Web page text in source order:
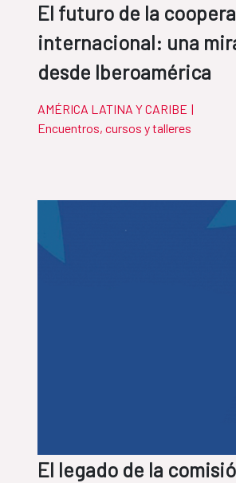
El futuro de la
internacional: una
desde Iberoamérica
AMÉRICA LATINA Y CARIBE |
Encuentros, cursos y talleres
El legado de la